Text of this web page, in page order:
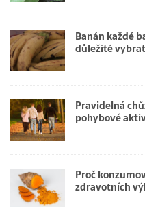
Banán každé
důležité
Pravidelná
pohybové
Proč
zdravotních